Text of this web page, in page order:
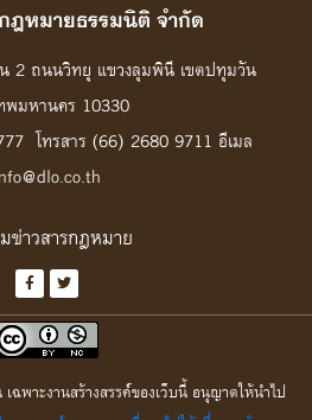
หมายธรรมนิติ จํากัด
2 ถนนวิทยุ แขวงลุมพินี เขตปทุมวัน
พมหานคร 10330
โทรสาร (66) 2680 9711 อีเมล
ข่าวสารกฎหมาย
เฉพาะงานสร้างสรรค์ของเว็บนี้ อนุญาตให้นำไป